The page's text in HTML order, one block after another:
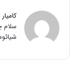
کامیار